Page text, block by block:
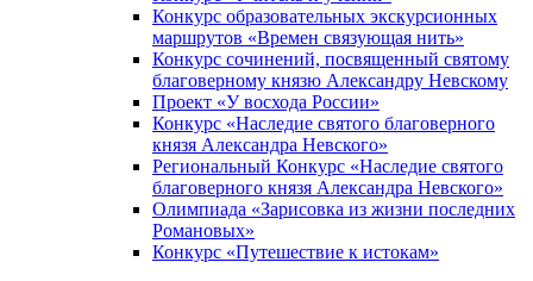
Конкурс образовательных экскурсионных
маршрутов «Времен связующая нить»
Конкурс сочинений, посвященный святому
благоверному князю Александру Невскому
Проект «У восхода России»
Конкурс «Наследие святого благоверного
князя Александра Невского»
Региональный Конкурс «Наследие святого
благоверного князя Александра Невского»
Олимпиада «Зарисовка из жизни последних
Романовых»
Конкурс «Путешествие к истокам»